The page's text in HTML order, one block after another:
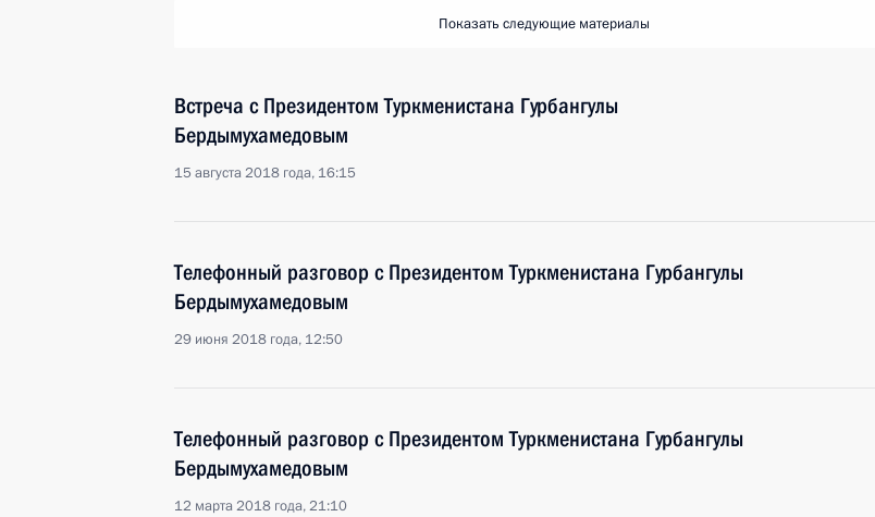
Показать следующие материалы
Встреча с Президентом Туркменистана Гурбангулы
Бердымухамедовым
15 августа 2018 года, 16:15
Телефонный разговор с Президентом Туркменистана Гурбангулы
Бердымухамедовым
29 июня 2018 года, 12:50
Телефонный разговор с Президентом Туркменистана Гурбангулы
Бердымухамедовым
12 марта 2018 года, 21:10